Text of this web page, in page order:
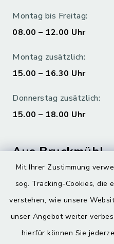
Mit Ihrer Zustimmung
sog. Tracking-Cookies, die
verstehen, wie unsere
unser Angebot weiter
hierfür können Sie
Montag bis Freitag:
08.00 – 12.00 Uhr
Montag zusätzlich:
15.00 – 16.30 Uhr
Donnerstag zusätzlich:
15.00 – 18.00 Uhr
Aus Bruckmühl
Digitaler Ortsplan